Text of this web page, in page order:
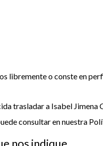
libremente o conste en
trasladar a Isabel Jimena
consultar en nuestra
nos indique